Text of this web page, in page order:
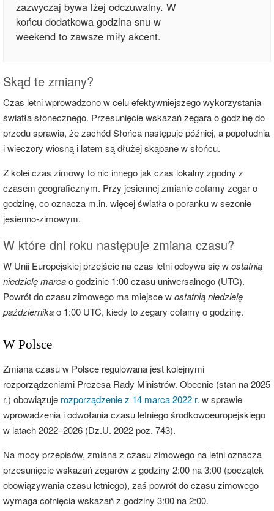
zazwyczaj bywa lżej odczuwalny. W
końcu dodatkowa godzina snu w
weekend to zawsze miły akcent.
Skąd te zmiany?
Czas letni wprowadzono w celu efektywniejszego wykorzystania
światła słonecznego. Przesunięcie wskazań zegara o godzinę do
przodu sprawia, że zachód Słońca następuje później, a popołudnia
i wieczory wiosną i latem są dłużej skąpane w słońcu.
Z kolei czas zimowy to nic innego jak czas lokalny zgodny z
czasem geograficznym. Przy jesiennej zmianie cofamy zegar o
godzinę, co oznacza m.in. więcej światła o poranku w sezonie
jesienno-zimowym.
W które dni roku następuje zmiana czasu?
W Unii Europejskiej przejście na czas letni odbywa się wostatnią
niedzielę marcao godzinie 1:00 czasu uniwersalnego (UTC).
Powrót do czasu zimowego ma miejsce wostatnią niedzielę
październikao 1:00 UTC, kiedy to zegary cofamy o godzinę.
W Polsce
Zmiana czasu w Polsce regulowana jest kolejnymi
rozporządzeniami Prezesa Rady Ministrów. Obecnie (stan na 2025
r.) obowiązuje rozporządzenie z 14 marca 2022 r. w sprawie
wprowadzenia i odwołania czasu letniego środkowoeuropejskiego
w latach 2022–2026 (Dz.U. 2022 poz. 743).
Na mocy przepisów, zmiana z czasu zimowego na letni oznacza
przesunięcie wskazań zegarów z godziny 2:00 na 3:00 (początek
obowiązywania czasu letniego), zaś powrót do czasu zimowego
wymaga cofnięcia wskazań z godziny 3:00 na 2:00.